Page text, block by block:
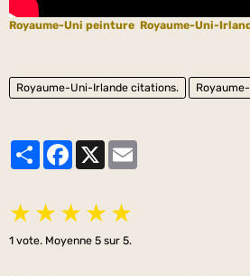
Royaume-Uni peinture Royaume-Uni-
Royaume-Uni-Irlande citations.
PartagerFacebook
★ ★ ★ ★ ★
1 vote. Moyenne 5 sur 5.